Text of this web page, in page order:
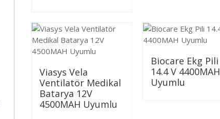
Viasys Vela
Ventilatör Medikal
Batarya 12V
4500MAH Uyumlu
Biocare Ekg Pili
14.4 V 4400MAH
Uyumlu